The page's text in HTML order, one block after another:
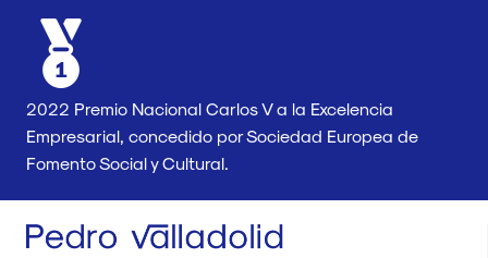
2022 Premio Nacional Carlos V a la Excelencia
Empresarial, concedido por Sociedad Europea de
Fomento Social y Cultural.